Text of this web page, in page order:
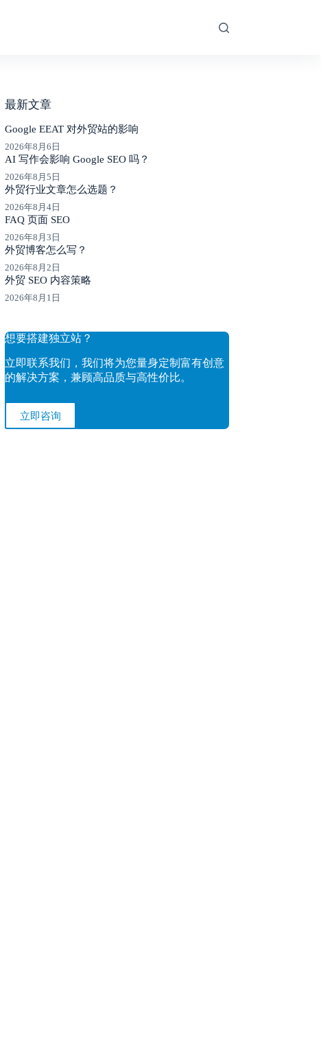
最新文章
Google EEAT 对外贸站的影响
2026年8月6日
AI 写作会影响 Google SEO 吗？
2026年8月5日
外贸行业文章怎么选题？
2026年8月4日
FAQ 页面 SEO
2026年8月3日
外贸博客怎么写？
2026年8月2日
外贸 SEO 内容策略
2026年8月1日
想要搭建独立站？
立即联系我们，我们将为您量身定制富有创意
的解决方案，兼顾高品质与高性价比。
立即咨询